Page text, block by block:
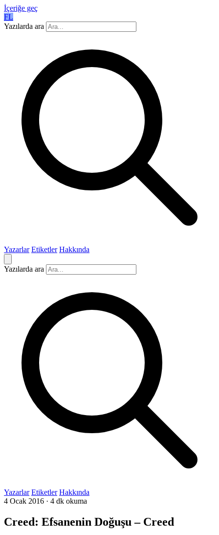
İçeriğe geç
FL
Yazılarda ara
Yazarlar Etiketler Hakkında
Yazılarda ara
Yazarlar Etiketler Hakkında
4 Ocak 2016 · 4 dk okuma
Creed: Efsanenin Doğuşu – Creed